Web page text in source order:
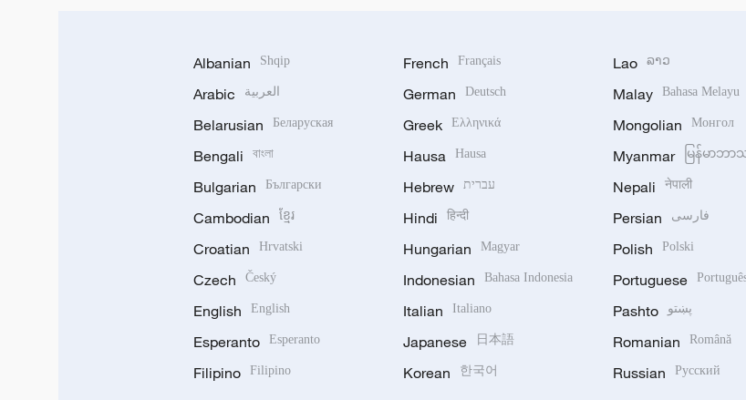
Albanian Shqip
Arabic العربية
Belarusian Беларуская
Bengali বাংলা
Bulgarian Български
Cambodian ខ្មែរ
Croatian Hrvatski
Czech Český
English English
Esperanto Esperanto
Filipino Filipino
French Français
German Deutsch
Greek Ελληνικά
Hausa Hausa
Hebrew עברית
Hindi हिन्दी
Hungarian Magyar
Indonesian Bahasa Indonesia
Italian Italiano
Japanese 日本語
Korean 한국어
Lao ລາວ
Malay Bahasa Melayu
Mongolian Монгол
Myanmar မြန်မာဘာ
Nepali नेपाली
Persian فارسی
Polish Polski
Portuguese
Pashto پښتو
Romanian Română
Russian Русский